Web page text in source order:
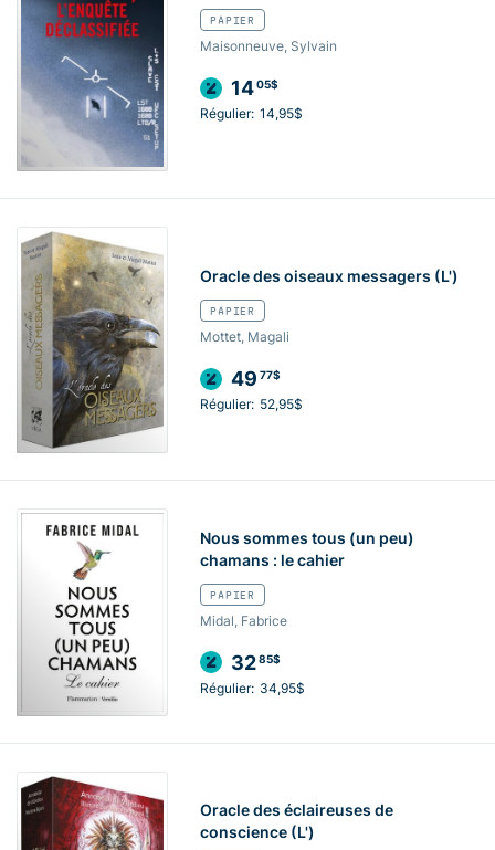
PAPIER
Maisonneuve, Sylvain
1405$
Régulier: 14,95$
Oracle des oiseaux messagers (L')
PAPIER
Mottet, Magali
49 77$
Régulier: 52,95$
Nous sommes tous (un peu)
chamans : le cahier
PAPIER
Midal, Fabrice
3285$
Régulier: 34,95$
Oracle des éclaireuses de
conscience (L')